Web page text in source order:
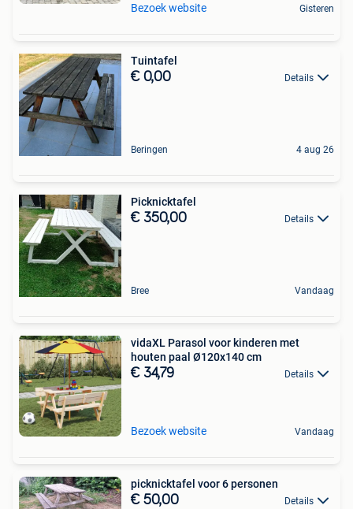
Bezoek website Gisteren
Tuintafel
€ 0,00 Details
Beringen 4 aug 26
Picknicktafel
€ 350,00 Details
Bree Vandaag
vidaXL Parasol voor kinderen met
houten paal Ø120x140 cm
€ 34,79 Details
Bezoek website Vandaag
picknicktafel voor 6 personen
€ 50,00 Details